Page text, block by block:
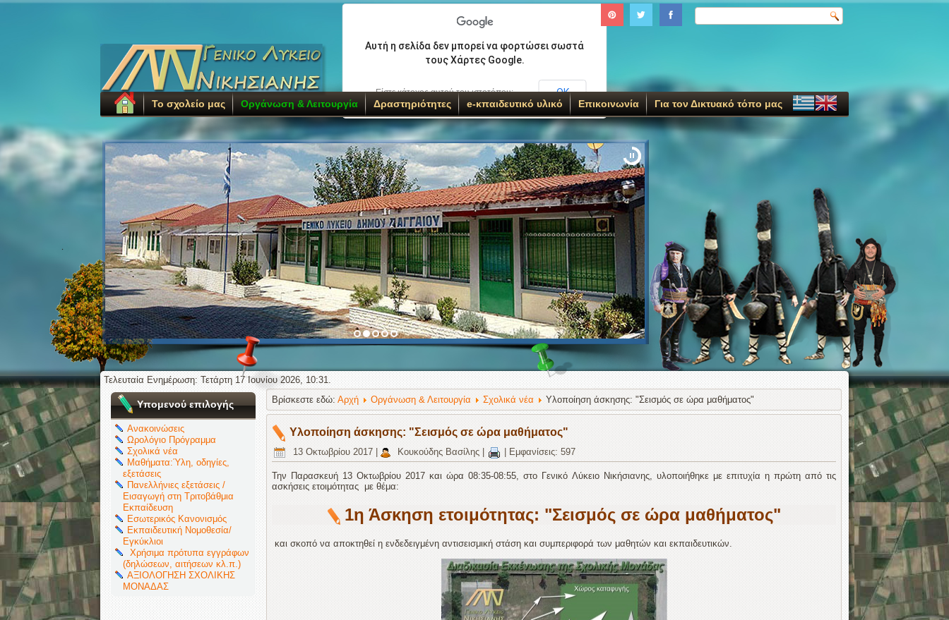
.
Το σχολείο μας Οργάνωση & Λειτουργία Δραστηριότητες e-κπαιδευτικό υλικό Επικοινωνία Για τον Δικτυακό τόπο μας
Τελευταία Ενημέρωση: Τετάρτη 17 Ιουνίου 2026, 10:31.
Υπομενού επιλογής
Ανακοινώσεις
Ωρολόγιο Πρόγραμμα
Σχολικά νέα
Μαθήματα:Ύλη, οδηγίες,
εξετάσεις
Πανελλήνιες εξετάσεις /
Εισαγωγή στη Τριτοβάθμια
Εκπαίδευση
Εσωτερικός Κανονισμός
Εκπαιδευτική Νομοθεσία/
Εγκύκλιοι
Χρήσιμα πρότυπα εγγράφων
(δηλώσεων, αιτήσεων κλ.π.)
ΑΞΙΟΛΟΓΗΣΗ ΣΧΟΛΙΚΗΣ
ΜΟΝΑΔΑΣ
Βρίσκεστε εδώ: Αρχή Οργάνωση & Λειτουργία Σχολικά νέα Υλοποίηση άσκησης: "Σεισμός σε ώρα μαθήματος"
Υλοποίηση άσκησης: "Σεισμός σε ώρα μαθήματος"
13 Οκτωβρίου 2017 Κουκούδης Βασίλης Εμφανίσεις: 597
Την Παρασκευή 13 Οκτωβρίου 2017 και ώρα 08:35-08:55, στο Γενικό Λύκειο Νικήσιανης, υλοποιήθηκε με επιτυχία η πρώτη από τις
ασκήσεις ετοιμότητας με θέμα:
1η Άσκηση ετοιμότητας: "Σεισμός σε ώρα μαθήματος"
και σκοπό να αποκτηθεί η ενδεδειγμένη αντισεισμική στάση και συμπεριφορά των μαθητών και εκπαιδευτικών.
Αυτή η σελίδα δεν μπορεί να φορτώσει σωστά
τους Χάρτες Google.
Είστε κάτοχος αυτού του ιστοτόπου; ΟΚ